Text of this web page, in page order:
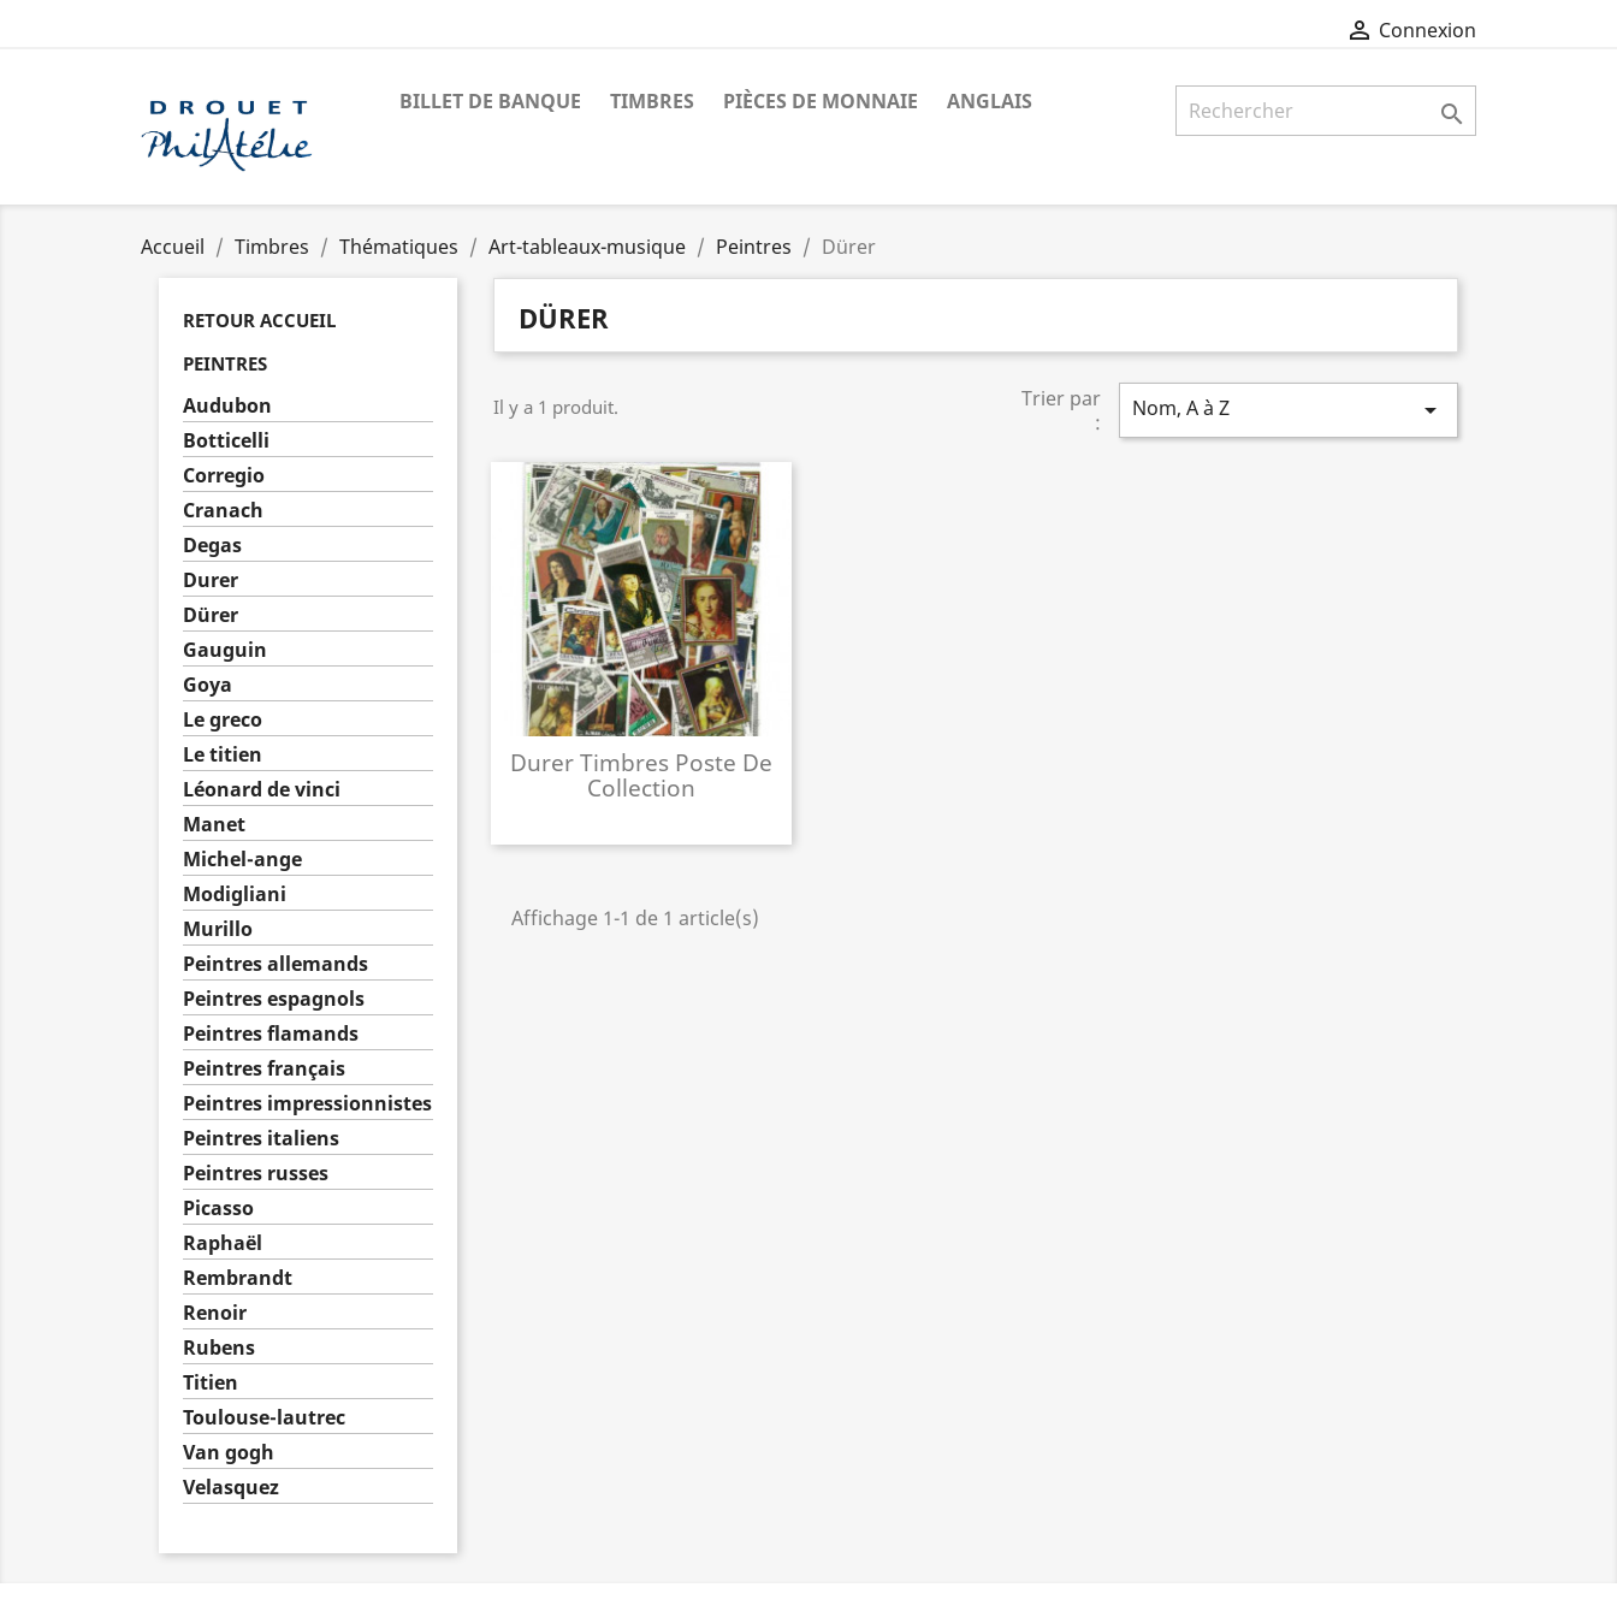
 Connexion

BILLET DE BANQUE TIMBRES PIÈCES DE MONNAIE ANGLAIS
Accueil Timbres Thématiques Art-tableaux-musique Peintres Dürer
RETOUR ACCUEIL
PEINTRES
Audubon
Botticelli
Corregio
Cranach
Degas
Durer
Dürer
Gauguin
Goya
Le greco
Le titien
Léonard de vinci
Manet
Michel-ange
Modigliani
Murillo
Peintres allemands
Peintres espagnols
Peintres flamands
Peintres français
Peintres impressionnistes
Peintres italiens
Peintres russes
Picasso
Raphaël
Rembrandt
Renoir
Rubens
Titien
Toulouse-lautrec
Van gogh
Velasquez
DÜRER
Il y a 1 produit.
Trier par
:
Nom, A à Z 
Durer Timbres Poste De
Collection
Affichage 1-1 de 1 article(s)